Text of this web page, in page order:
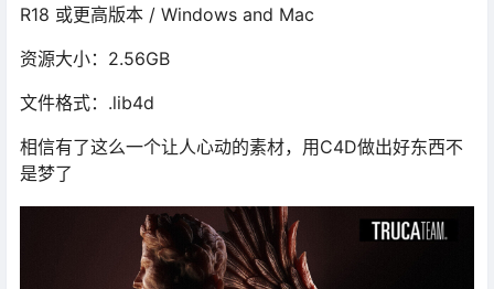
R18 或更高版本 / Windows and Mac
资源大小：2.56GB
文件格式：.lib4d
相信有了这么一个让人心动的素材，用C4D做出好东西不
是梦了